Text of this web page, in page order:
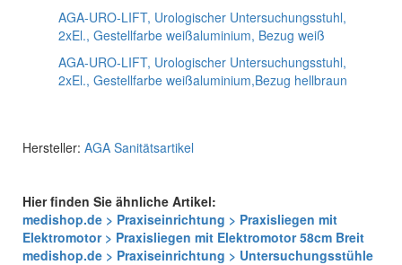
AGA-URO-LIFT, Urologischer Untersuchungsstuhl,
2xEl., Gestellfarbe weißaluminium, Bezug weiß
AGA-URO-LIFT, Urologischer Untersuchungsstuhl,
2xEl., Gestellfarbe weißaluminium,Bezug hellbraun
Hersteller: AGA Sanitätsartikel
Hier finden Sie ähnliche Artikel:
medishop.de > Praxiseinrichtung > Praxisliegen mit
Elektromotor > Praxisliegen mit Elektromotor 58cm Breit
medishop.de > Praxiseinrichtung > Untersuchungsstühle